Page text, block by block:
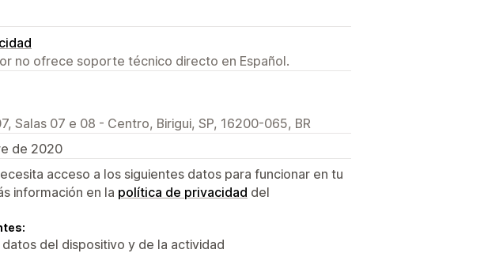
no ofrece soporte técnico directo en Español.
Salas 07 e 08 - Centro, Birigui, SP, 16200-065, BR
de 2020
acceso a los siguientes datos para funcionar en tu
información en la política de privacidad del
del dispositivo y de la actividad